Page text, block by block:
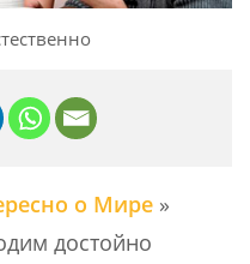
о Мире »
достойно